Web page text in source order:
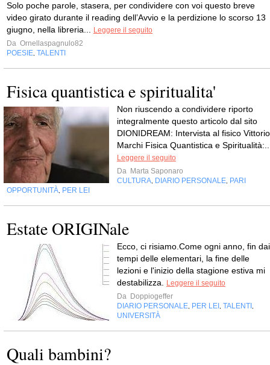
Solo poche parole, stasera, per condividere con voi questo breve
video girato durante il reading dell’Avvio e la perdizione lo scorso 13
giugno, nella libreria...
Leggere il seguito
Da Ornellaspagnulo82
POESIE TALENTI
Fisica quantistica e spiritualita'
Non riuscendo a condividere riporto
integralmente questo articolo dal sito
DIONIDREAM: Intervista al fisico Vittorio
Marchi Fisica Quantistica e
Leggere il seguito
Da Marta Saponaro
CULTURA DIARIO PERSONALE PARI
OPPORTUNITÀ PER LEI
Estate ORIGINale
Ecco, ci risiamo.Come ogni anno, fin dai
tempi delle elementari, la fine delle
lezioni e l'inizio della stagione estiva mi
destabilizza.
Leggere il seguito
Da Doppiogeffer
DIARIO PERSONALE PER LEI TALENTI
UNIVERSITÀ
Quali bambini?